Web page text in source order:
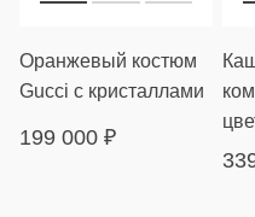
Оранжевый костюм
Gucci с кристаллами
199 000 ₽